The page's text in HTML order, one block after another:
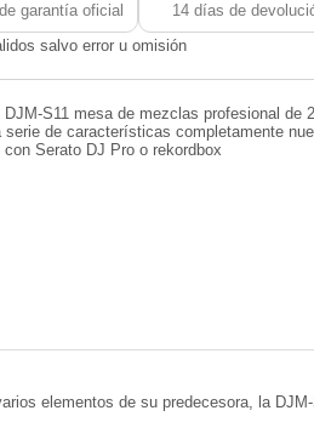
garantía oficial 14 días de
salvo error u omisión
DJM-S11 mesa de mezclas profesional de
serie de características completamente
con Serato DJ Pro o rekordbox
elementos de su predecesora, la